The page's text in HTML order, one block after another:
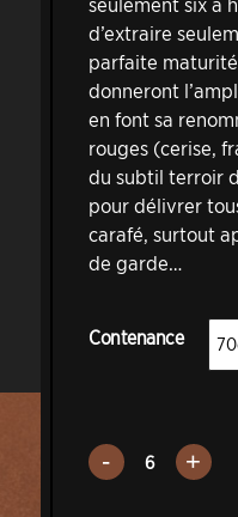
d’extraire
parfaite
donneront
en font sa
rouges (cerise,
du subtil terroir
pour délivrer
carafé, surtout
de garde…
Contenance